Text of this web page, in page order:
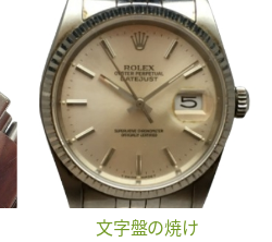
文字盤の焼け